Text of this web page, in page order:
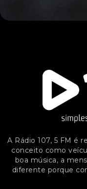
A Rádio 107, 5 FM é
conceito como
boa música, a
diferente porque